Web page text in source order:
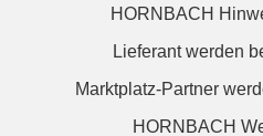
HORNBACH
Lieferant werden
Marktplatz-Partner
HORNBACH